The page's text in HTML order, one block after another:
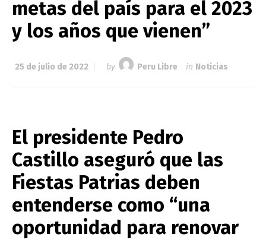
metas del país para el 2023
y los años que vienen”
25 de julio de 2022 by Peru Libre in Noticias
El presidente Pedro
Castillo aseguró que las
Fiestas Patrias deben
entenderse como “una
oportunidad para renovar